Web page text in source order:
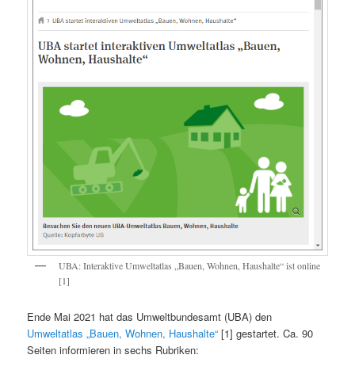
UBA: Interaktive Umweltatlas „Bauen, Wohnen, Haushalte“ ist online
[1]
Ende Mai 2021 hat das Umweltbundesamt (UBA) den
Umweltatlas „Bauen, Wohnen, Haushalte“ [1] gestartet. Ca. 90
Seiten informieren in sechs Rubriken: